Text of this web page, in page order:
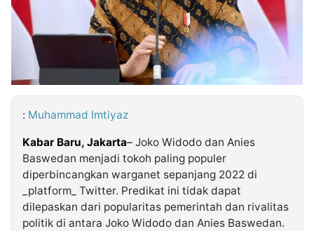
Follow
Kabarbaru
: Muhammad Imtiyaz
Kabar Baru, Jakarta– Joko Widodo dan Anies
Baswedan menjadi tokoh paling populer
diperbincangkan warganet sepanjang 2022 di
_platform_ Twitter. Predikat ini tidak dapat
dilepaskan dari popularitas pemerintah dan rivalitas
politik di antara Joko Widodo dan Anies Baswedan.